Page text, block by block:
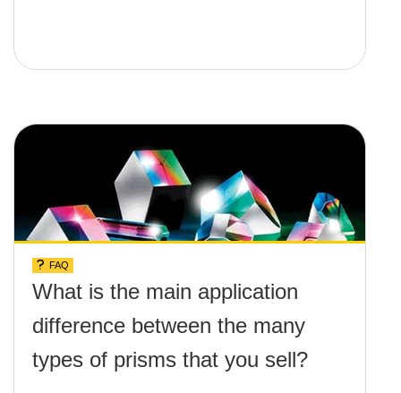
FAQ
What is the main application
difference between the many
types of prisms that you sell?